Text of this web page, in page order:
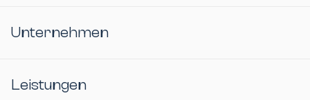
Unternehmen
Leistungen